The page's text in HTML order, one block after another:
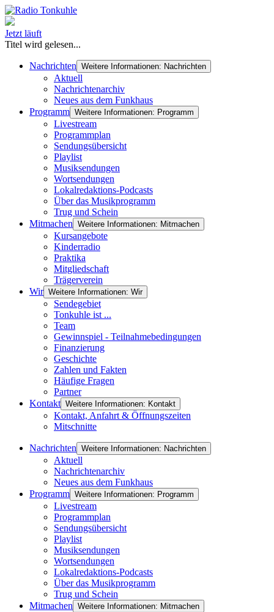
Jetzt läuft
Titel wird gelesen...
Nachrichten Weitere Informationen: Nachrichten
Aktuell
Nachrichtenarchiv
Neues aus dem Funkhaus
Programm Weitere Informationen: Programm
Livestream
Programmplan
Sendungsübersicht
Playlist
Musiksendungen
Wortsendungen
Lokalredaktions-Podcasts
Über das Musikprogramm
Trug und Schein
Mitmachen Weitere Informationen: Mitmachen
Kursangebote
Kinderradio
Praktika
Mitgliedschaft
Trägerverein
Wir Weitere Informationen: Wir
Sendegebiet
Tonkuhle ist ...
Team
Gewinnspiel - Teilnahmebedingungen
Finanzierung
Geschichte
Zahlen und Fakten
Häufige Fragen
Partner
Kontakt Weitere Informationen: Kontakt
Kontakt, Anfahrt & Öffnungszeiten
Mitschnitte
Nachrichten Weitere Informationen: Nachrichten
Aktuell
Nachrichtenarchiv
Neues aus dem Funkhaus
Programm Weitere Informationen: Programm
Livestream
Programmplan
Sendungsübersicht
Playlist
Musiksendungen
Wortsendungen
Lokalredaktions-Podcasts
Über das Musikprogramm
Trug und Schein
Mitmachen Weitere Informationen: Mitmachen